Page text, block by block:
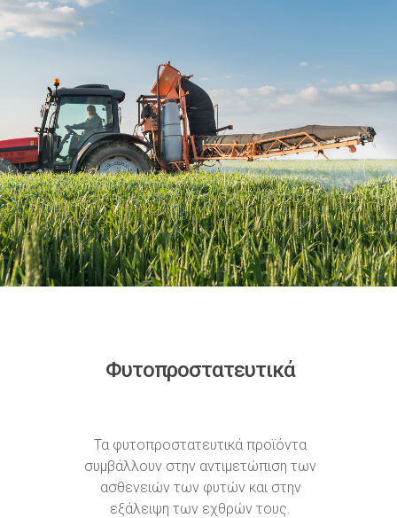
Φυτοπροστατευτικά
Τα φυτοπροστατευτικά προϊόντα
συμβάλλουν στην αντιμετώπιση των
ασθενειών των φυτών και στην
εξάλειψη των εχθρών τους.